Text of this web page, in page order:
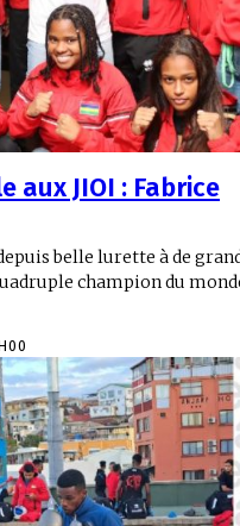
aux JIOI : Fabrice
belle lurette à de
champion du